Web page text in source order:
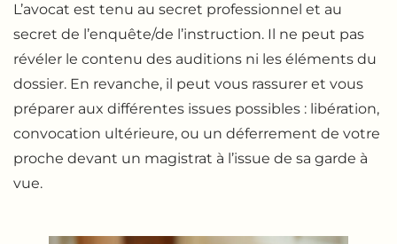
L’avocat est tenu au secret professionnel et au
secret de l’enquête/de l’instruction. Il ne peut pas
révéler le contenu des auditions ni les éléments du
dossier. En revanche, il peut vous rassurer et vous
préparer aux différentes issues possibles : libération,
convocation ultérieure, ou un déferrement de votre
proche devant un magistrat à l’issue de sa garde à
vue.